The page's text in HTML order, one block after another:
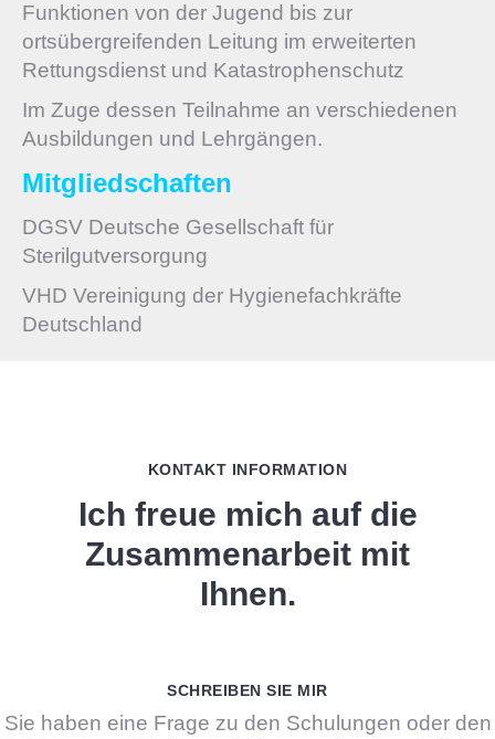
Funktionen von der Jugend bis zur
ortsübergreifenden Leitung im erweiterten
Rettungsdienst und Katastrophenschutz
Im Zuge dessen Teilnahme an verschiedenen
Ausbildungen und Lehrgängen.
Mitgliedschaften
DGSV Deutsche Gesellschaft für
Sterilgutversorgung
VHD Vereinigung der Hygienefachkräfte
Deutschland
KONTAKT INFORMATION
Ich freue mich auf die
Zusammenarbeit mit
Ihnen.
SCHREIBEN SIE MIR
Sie haben eine Frage zu den Schulungen oder den